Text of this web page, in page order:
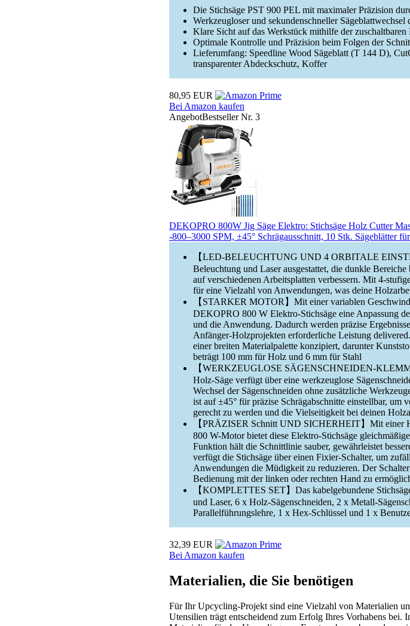
Die Stichsäge PST 900 PEL mit maximaler Präzision
Werkzeugloser und sekundenschneller Sägeblattwechsel
Klare Sicht auf das Werkstück mithilfe der
Optimale Kontrolle und Präzision beim Folgen der
Lieferumfang: Speedline Wood Sägeblatt (T 144 D),
transparenter Abdeckschutz, Koffer
80,95 EUR
Bei Amazon kaufen
AngebotBestseller Nr. 3
DEKOPRO 800W Jig Säge Elektro: Stichsäge Holz Cutter
-800–3000 SPM, ±45° Schrägausschnitt, 10 Stk. Sägeblätter
【LED-BELEUCHTUNG UND 4 ORBITALE
Beleuchtung und Laser ausgestattet, die dunkle
auf verschiedenen Arbeitsplatten verbessern. Mit 4-
für eine Vielzahl von Anwendungen, was deine
【STARKER MOTOR】Mit einer variablen
DEKOPRO 800 W Elektro-Stichsäge eine Anpassung
und die Anwendung. Dadurch werden präzise
Anfänger-Holzprojekten erforderliche Leistung
einer breiten Materialpalette konzipiert, darunter
beträgt 100 mm für Holz und 6 mm für Stahl
【WERKZEUGLOSE SÄGENSCHNEIDEN-
Holz-Säge verfügt über eine werkzeuglose
Wechsel der Sägenschneiden ohne zusätzliche
ist auf ±45° für präzise Schrägab­schnitte einstellbar, um
gerecht zu werden und die Vielseitigkeit bei deinen
【PRÄZISER Schnitt UND SICHERHEIT】Mit einer
800 W-Motor bietet diese Elektro-Stichsäge
Funktion hält die Schnittlinie sauber, gewährleistet
verfügt die Stichsäge über einen Fixier-Schalter, um
Anwendungen die Müdigkeit zu reduzieren. Der
Bedienung mit der linken oder rechten Hand zu
【KOMPLETTES SET】Das kabelgebundene
und Laser, 6 x Holz-Sägenschneiden, 2 x Metall-
Parallelführungslehre, 1 x Hex-Schlüssel und 1 x
32,39 EUR
Bei Amazon kaufen
Materialien, die Sie benötigen
Für Ihr Upcycling-Projekt sind eine Vielzahl von Materialien
Utensilien trägt entscheidend zum Erfolg Ihres Vorhabens bei.